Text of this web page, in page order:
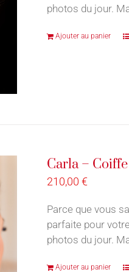
photos du jour.
Ajouter au panier
Carla –
210,00 €
Parce que vous
parfaite pour
photos du jour.
Ajouter au panier